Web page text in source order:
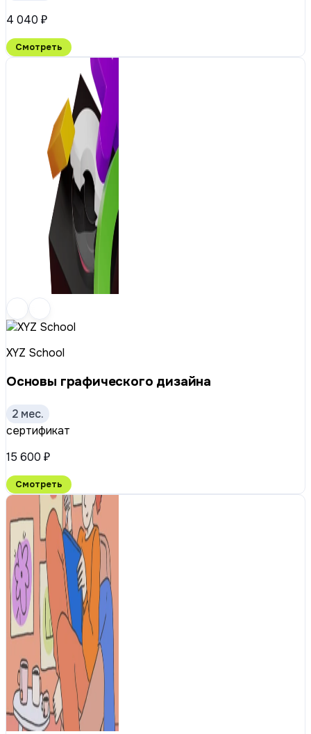
4 040 ₽
Смотреть
XYZ School
Основы графического дизайна
2 мес.
сертификат
15 600 ₽
Смотреть